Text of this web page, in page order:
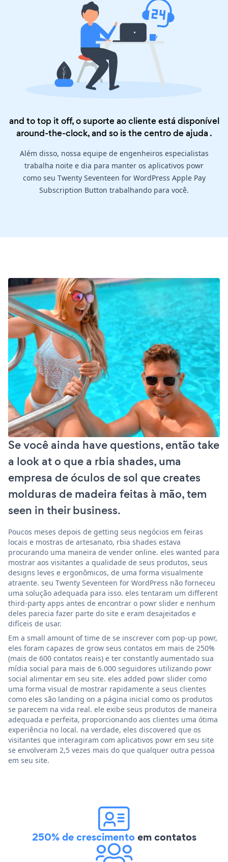
and to top it off, o suporte ao cliente está disponível
around-the-clock, and so is thecentro de ajuda .
Além disso, nossa equipe de engenheiros especialistas
trabalha noite e dia para manter os aplicativos powr
como seu Twenty Seventeen for WordPress Apple Pay
Subscription Button trabalhando para você.
Se você ainda have questions, então take
a look at o que a rbia shades, uma
empresa de óculos de sol que creates
molduras de madeira feitas à mão, tem
seen in their business.
Poucos meses depois de getting seus negócios em feiras
locais e mostras de artesanato, rbia shades estava
procurando uma maneira de vender online. eles wanted para
mostrar aos visitantes a qualidade de seus produtos, seus
designs leves e ergonômicos, de uma forma visualmente
atraente. seu Twenty Seventeen for WordPress não forneceu
uma solução adequada para isso. eles tentaram um different
third-party apps antes de encontrar o powr slider e nenhum
deles parecia fazer parte do site e eram desajeitados e
difíceis de usar.
Em a small amount of time de se inscrever com pop-up powr,
eles foram capazes de grow seus contatos em mais de 250%
(mais de 600 contatos reais) e ter constantly aumentado sua
mídia social para mais de 6.000 seguidores utilizando powr
social alimentar em seu site. eles added powr slider como
uma forma visual de mostrar rapidamente a seus clientes
como eles são landing on a página inicial como os produtos
se parecem na vida real. ele exibe seus produtos de maneira
adequada e perfeita, proporcionando aos clientes uma ótima
experiência no local. na verdade, eles discovered que os
visitantes que interagiram com aplicativos powr em seu site
se envolveram 2,5 vezes mais do que qualquer outra pessoa
em seu site.
250% de crescimentoem contatos